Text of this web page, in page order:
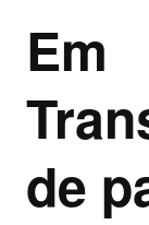
Em
de